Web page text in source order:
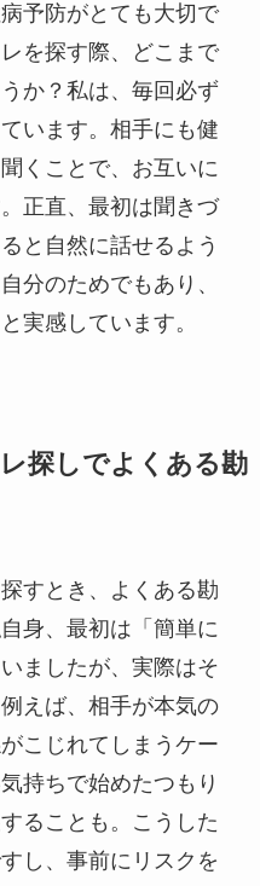
予防がとても大切で
を探す際、どこまで
か？私は、毎回必ず
います。相手にも健
くことで、お互いに
正直、最初は聞きづ
と自然に話せるよう
分のためでもあり、
実感しています。
探しでよくある勘
すとき、よくある勘
身、最初は「簡単に
ましたが、実際はそ
えば、相手が本気の
こじれてしまうケー
持ちで始めたつもり
ることも。こうした
し、事前にリスクを